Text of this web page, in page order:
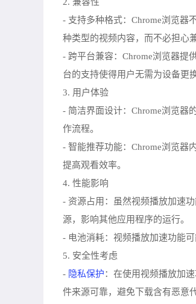
- 支持多种格式：Chrome浏览器
种类型的视频内容，而不必担心
- 跨平台兼容：Chrome浏览器提
台的支持使得用户无需为设备更
3. 用户体验
- 简洁界面设计：Chrome浏览器
作流程。
- 智能推荐功能：Chrome浏览器
提高观看效率。
4. 性能影响
- 资源占用：虽然视频播放加速
源，影响其他应用程序的运行。
- 电池消耗：视频播放加速功能
5. 安全性考虑
- 隐私保护：在使用视频播放加
件来源可靠，避免下载含有恶意